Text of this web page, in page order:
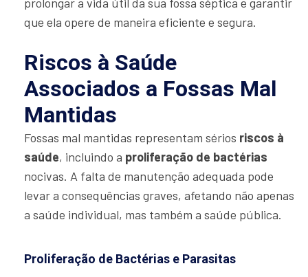
que ela opere de maneira eficiente e segura.
Riscos à Saúde
Associados a Fossas Mal
Mantidas
Fossas mal mantidas representam sérios riscos à
saúde, incluindo a proliferação de bactérias
nocivas. A falta de manutenção adequada pode
levar a consequências graves, afetando não apenas
a saúde individual, mas também a saúde pública.
Proliferação de Bactérias e Parasitas